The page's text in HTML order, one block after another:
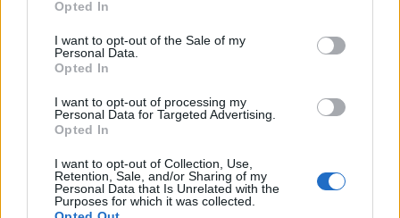
use your data for below specified purposes in below Google
consent section.
Opted In
I want to opt-out of the Sale of my
Personal Data.
Opted In
I want to opt-out of processing my
Personal Data for Targeted Advertising.
Opted In
I want to opt-out of Collection, Use,
Retention, Sale, and/or Sharing of my
Personal Data that Is Unrelated with the
Purposes for which it was collected.
18:50: Start Blink Classics 26km/13km, Ålgård
Premieutdeling på Ålgård etter målgang
Sending på NRK1
Startlister og detaljer Blink Classics
Fredag 5. august: Sandnes sentrum
07:00-14:00: Skiskyting og langrenn,
aldersbestemte klasser